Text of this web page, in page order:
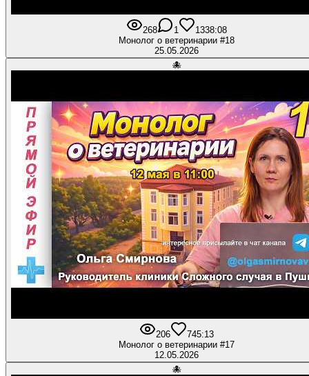
268 1 1338:08
Монолог о ветеринарии #18
25.05.2026
🐙
206 745:13
Монолог о ветеринарии #17
12.05.2026
🐙